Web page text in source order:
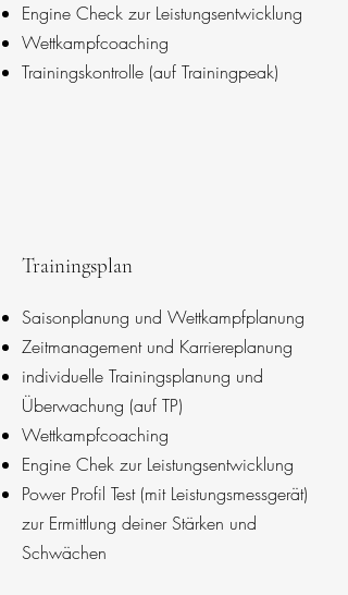
Engine Check zur Leistungsentwicklung
Wettkampfcoaching
Trainingskontrolle (auf Trainingpeak)
Trainingsplan
Saisonplanung und Wettkampfplanung
Zeitmanagement und Karriereplanung
individuelle Trainingsplanung und
Überwachung (auf TP)
Wettkampfcoaching
Engine Chek zur Leistungsentwicklung
Power Profil Test (mit Leistungsmessgerät)
zur Ermittlung deiner Stärken und
Schwächen